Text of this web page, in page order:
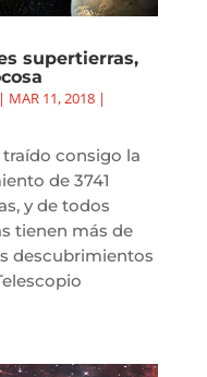
supertierras,
MAR 11, 2018|
traído consigo la
de 3741
y de todos
tienen más de
descubrimientos